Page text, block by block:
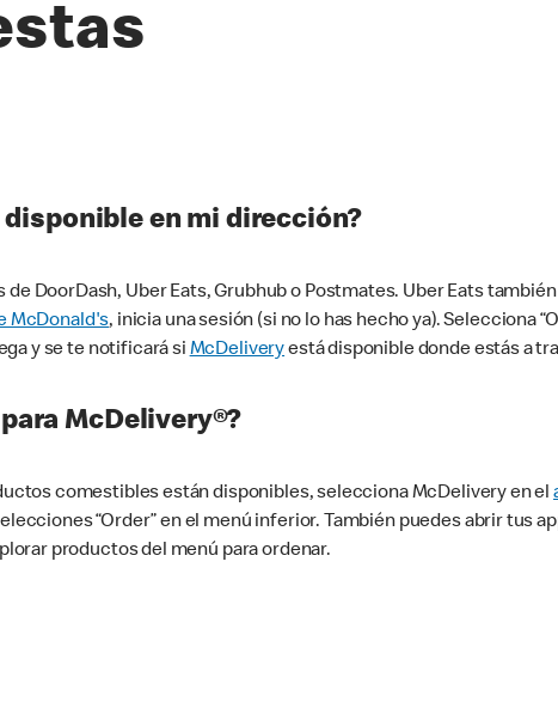
en mi dirección?
DoorDash, Uber Eats, Grubhub o Postmates. Uber Eats
McDonald's, inicia una sesión (si no lo has hecho ya). Selecciona
y se te notificará si McDeliveryestá disponible donde estás a
McDelivery®?
comestibles están disponibles, selecciona McDelivery en el
“Order” en el menú inferior. También puedes abrir tus
productos del menú para ordenar.